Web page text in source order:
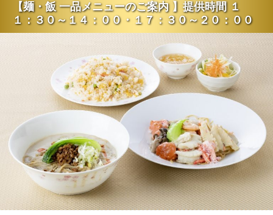
【麺・飯 一品メニューのご案内 】提供時間 １
１：３０～１４：００・１７：３０～２０：００